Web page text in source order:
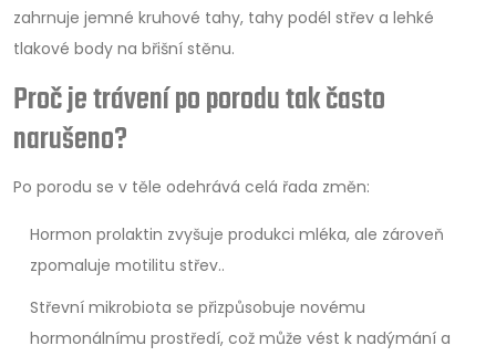
zahrnuje jemné kruhové tahy, tahy podél střev a lehké
tlakové body na břišní stěnu.
Proč je trávení po porodu tak často
narušeno?
Po porodu se v těle odehrává celá řada změn:
Hormon prolaktin zvyšuje produkci mléka, ale zároveň
zpomaluje motilitu střev..
Střevní mikrobiota se přizpůsobuje novému
hormonálnímu prostředí, což může vést k nadýmání a